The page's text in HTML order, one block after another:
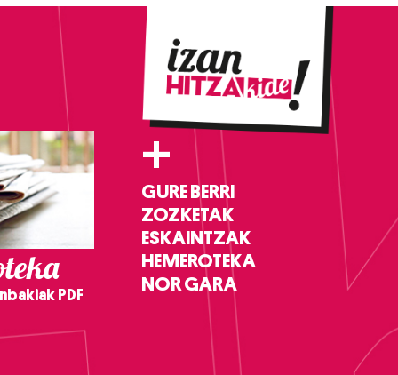
PDF
+
GURE BERRI
ZOZKETAK
ESKAINTZAK
HEMEROTEKA
NOR GARA